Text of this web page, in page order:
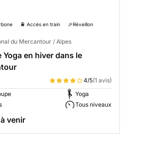
🚆 Accès en train 🎉Réveillon
du Mercantour / Alpes
Yoga en hiver dans le
4/5(1 avis)
Yoga
Tous niveaux
venir